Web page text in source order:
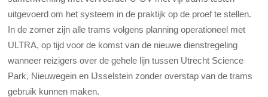
uitgevoerd om het systeem in de praktijk op de proef te stellen.
In de zomer zijn alle trams volgens planning operationeel met
ULTRA, op tijd voor de komst van de nieuwe dienstregeling
wanneer reizigers over de gehele lijn tussen Utrecht Science
Park, Nieuwegein en IJsselstein zonder overstap van de trams
gebruik kunnen maken.